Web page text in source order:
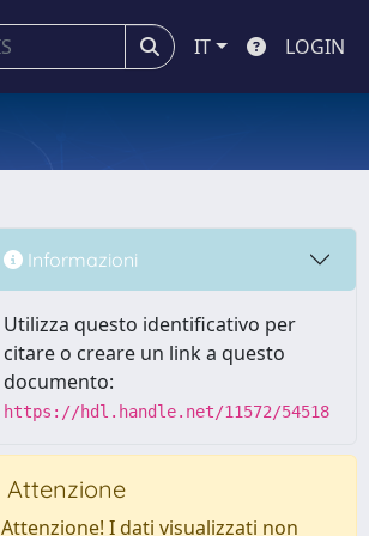
IT LOGIN
Informazioni
Utilizza questo identificativo per
citare o creare un link a questo
documento:
https://hdl.handle.net/11572/54518
Attenzione
Attenzione! I dati visualizzati non